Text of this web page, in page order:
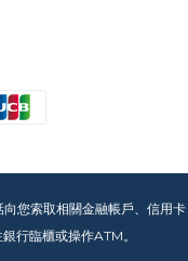
您索取相關金融帳戶、信用卡
行臨櫃或操作ATM。